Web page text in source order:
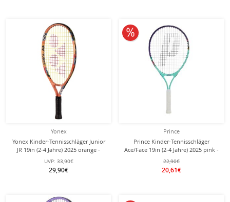
Yonex
Yonex Kinder-Tennisschläger Junior
JR 19in (2-4 Jahre) 2025 orange -
besaitet -
UVP: 33,90€
29,90€
Prince
Prince Kinder-Tennisschläger
Ace/Face 19in (2-4 Jahre) 2025 pink -
besaitet -
22,90€
20,61€
10% reduziert